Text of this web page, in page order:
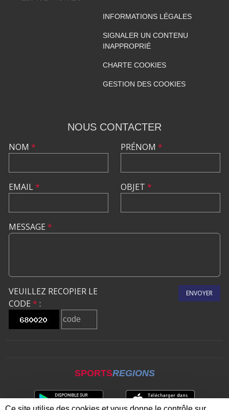
INFORMATIONS LÉGALES
SIGNALER UN CONTENU
INAPPROPRIÉ
CHARTE COOKIES
GESTION DES COOKIES
NOUS CONTACTER
NOM *
EMAIL*
PRÉNOM *
OBJET *
MESSAGE *
VEUILLEZ RECOPIER LE
CODE * :
ENVOYER
SPORTSREGIONS